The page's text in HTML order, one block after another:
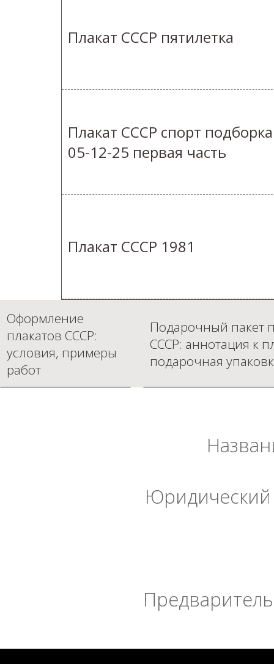
Плакат СССР пятилетка
Плакат СССР спорт подборка
05-12-25 первая часть
Плакат СССР 1981
Оформление
плакатов СССР:
условия, примеры
работ
Подарочный пакет
СССР: аннотация к
подарочная